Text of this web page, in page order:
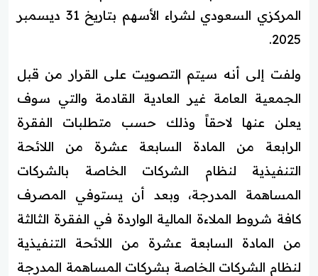
المركزي السعودي لشراء الأسهم بتاريخ 31 ديسمبر
2025.
ولفت إلى أنه سيتم التصويت على القرار من قبل
الجمعية العامة غير العادية القادمة والتي سوف
يعلن عنها لاحقاً وذلك حسب متطلبات الفقرة
الرابعة من المادة السابعة عشرة من اللائحة
التنفيذية لنظام الشركات الخاصة بالشركات
المساهمة المدرجة، وبعد أن يستوفي المصرف
كافة شروط الملاءة المالية الواردة في الفقرة الثالثة
من المادة السابعة عشرة من اللائحة التنفيذية
لنظام الشركات الخاصة بشركات المساهمة المدرجة